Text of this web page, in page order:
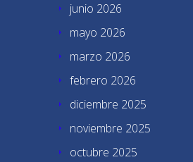
junio 2026
mayo 2026
marzo 2026
febrero 2026
diciembre 2025
noviembre 2025
octubre 2025